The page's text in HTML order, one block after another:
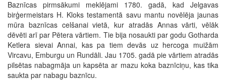
Baznīcas pirmsākumi meklējami 1780. gadā, kad Jelgavas
birģermeistars H. Kloks testamentā savu mantu novēlēja jaunas
mūra baznīcas celšanai vietā, kur atradās Annas vārti, vēlāk
dēvēti arī par Pētera vārtiem. Tie bija nosaukti par godu Gotharda
Ketlera sievai Annai, kas pa tiem devās uz hercoga muižām
Vircavu, Emburgu un Rundāli. Jau 1705. gadā pie vārtiem atradās
pilsētas nabagmāja un kapsēta ar mazu koka baznīciņu, kas tika
saukta par nabagu baznīcu.